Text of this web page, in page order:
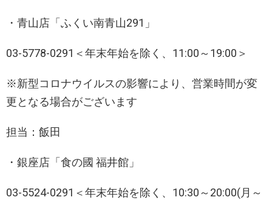
・青山店「ふくい南青山291」
03-5778-0291＜年末年始を除く、11:00～19:00＞
※新型コロナウイルスの影響により、営業時間が変
更となる場合がございます
担当：飯田
・銀座店「食の國 福井館」
03-5524-0291＜年末年始を除く、10:30～20:00(月～